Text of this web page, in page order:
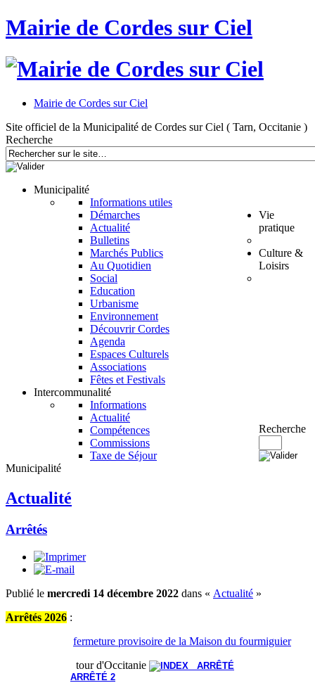
Mairie de Cordes sur Ciel
Mairie de Cordes sur Ciel
Site officiel de la Municipalité de Cordes sur Ciel ( Tarn, Occitanie )
Recherche
Municipalité
Informations utiles
Démarches
Actualité
Bulletins
Marchés Publics
Vie
pratique
Au Quotidien
Social
Education
Urbanisme
Environnement
Culture &
Loisirs
Découvrir Cordes
Agenda
Espaces Culturels
Associations
Fêtes et Festivals
Intercommunalité
Informations
Actualité
Compétences
Commissions
Taxe de Séjour
Recherche
Municipalité
Actualité
Arrêtés
Publié le mercredi 14 décembre 2022 dans « Actualité »
Arrêtés 2026 :
fermeture provisoire de la Maison du fourmiguier
tour d'Occitanie
ARRÊTÉ
ARRÊTÉ 2